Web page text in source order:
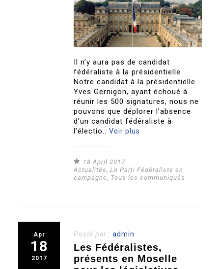
Il n’y aura pas de candidat
fédéraliste à la présidentielle
Notre candidat à la présidentielle
Yves Gernigon, ayant échoué à
réunir les 500 signatures, nous ne
pouvons que déplorer l’absence
d’un candidat fédéraliste à
l’électio..Voir plus
18 April 2017
Actualités ,Le Parti Fédéraliste en
campagne
Tous les communiqués
Apr
18
2017
Posté par :admin
Les Fédéralistes,
présents en Moselle